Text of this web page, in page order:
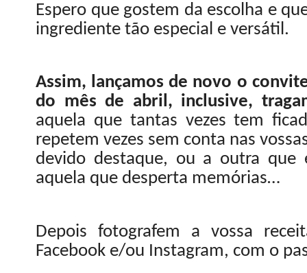
Espero que gostem da escolha e
ingrediente tão especial e versátil.
Assim, lançamos de novo o
do mês de abril, inclusive,
aquela que tantas vezes tem
repetem vezes sem conta nas
devido destaque, ou a outra
aquela que desperta memórias…
Depois fotografem a vossa
Facebook e/ou Instagram, com o